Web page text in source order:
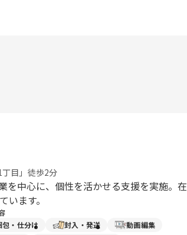
目」徒歩2分
を中心に、個性を活かせる支援を実施。在
ます。
包・仕分け
封入・発送
動画編集